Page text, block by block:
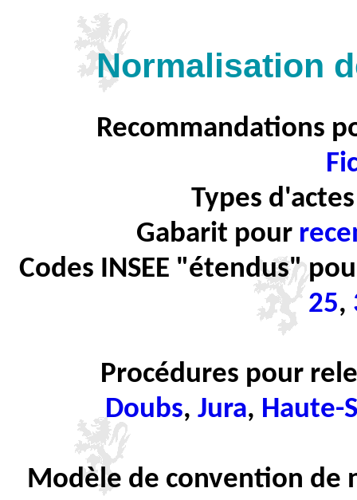
Normalisation
Recommandations
Types
Gabarit pour
Codes INSEE "étendus"
25,
Procédures pour
Doubs, Jura, Haute-
Modèle de convention de